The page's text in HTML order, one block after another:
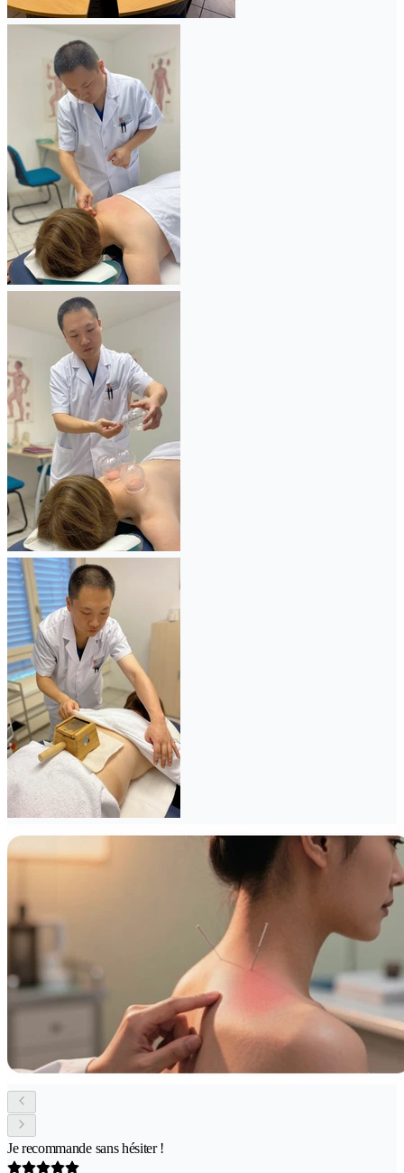
Je recommande sans hésiter !